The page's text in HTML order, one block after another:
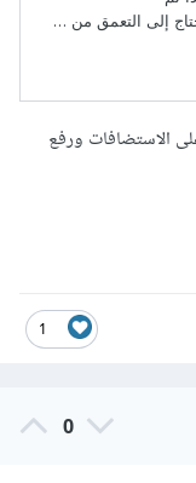
الاستضافات ورفع
1
0